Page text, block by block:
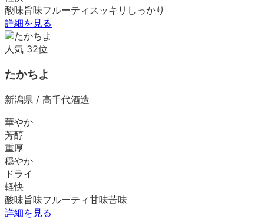
酸味旨味フルーティ スッキリ しっかり
詳細を見る
人気 32位
たかちよ
新潟県 / 高千代酒造
華やか
芳醇
重厚
穏やか
ドライ
軽快
酸味旨味フルーティ甘味苦味
詳細を見る